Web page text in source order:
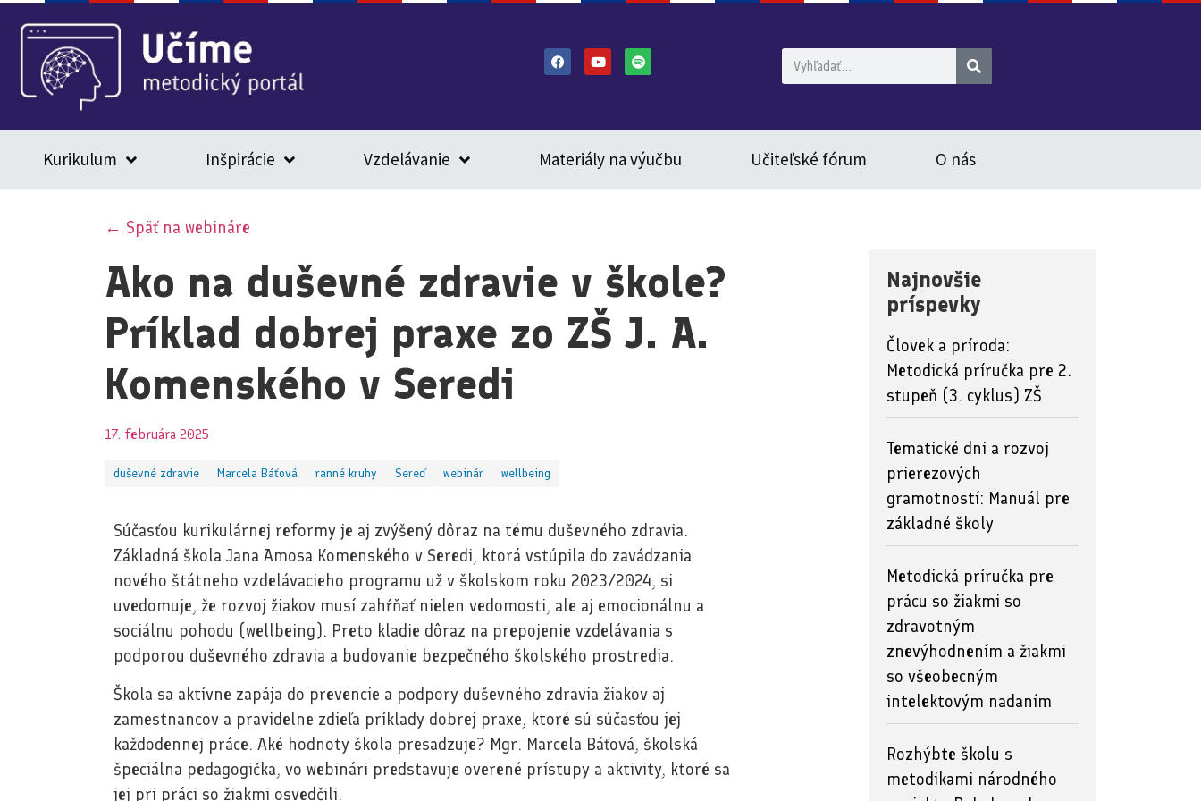
Kurikulum Inšpirácie Vzdelávanie Materiály na výučbu Učiteľské fórum O nás
← Späť na webináre
Ako na duševné zdravie v škole?
Príklad dobrej praxe zo ZŠ J. A.
Komenského v Seredi
17. februára 2025
duševné zdravie Marcela Báťová ranné kruhy Sereď webinár wellbeing
Súčasťou kurikulárnej reformy je aj zvýšený dôraz na tému duševného zdravia.
Základná škola Jana Amosa Komenského v Seredi, ktorá vstúpila do zavádzania
nového štátneho vzdelávacieho programu už v školskom roku 2023/2024, si
uvedomuje, že rozvoj žiakov musí zahŕňať nielen vedomosti, ale aj emocionálnu a
sociálnu pohodu (wellbeing). Preto kladie dôraz na prepojenie vzdelávania s
podporou duševného zdravia a budovanie bezpečného školského prostredia.
Škola sa aktívne zapája do prevencie a podpory duševného zdravia žiakov aj
zamestnancov a pravidelne zdieľa príklady dobrej praxe, ktoré sú súčasťou jej
každodennej práce. Aké hodnoty škola presadzuje? Mgr. Marcela Báťová, školská
špeciálna pedagogička, vo webinári predstavuje overené prístupy a aktivity, ktoré sa
jej pri práci so žiakmi osvedčili.
Najnovšie
príspevky
Človek a príroda:
Metodická príručka pre 2.
stupeň (3. cyklus) ZŠ
Tematické dni a rozvoj
prierezových
gramotností: Manuál pre
základné školy
Metodická príručka pre
prácu so žiakmi so
zdravotným
znevýhodnením a žiakmi
so všeobecným
intelektovým nadaním
Rozhýbte školu s
metodikami národného